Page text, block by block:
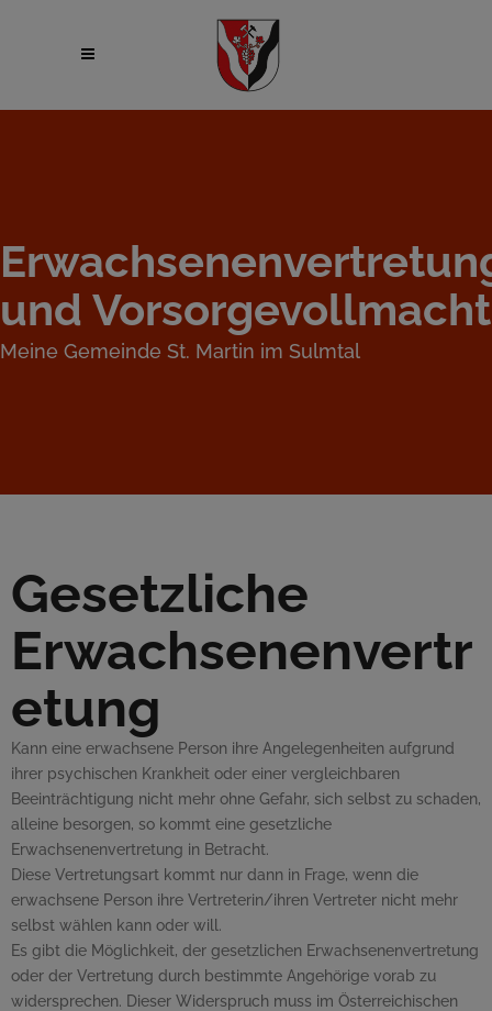
und Vorsorgevollmacht
Meine Gemeinde St. Martin im Sulmtal
Gesetzliche
Erwachsenenvertr
etung
Kann eine erwachsene Person ihre Angelegenheiten aufgrund
ihrer psychischen Krankheit oder einer vergleichbaren
Beeinträchtigung nicht mehr ohne Gefahr, sich selbst zu schaden,
alleine besorgen, so kommt eine gesetzliche
Erwachsenenvertretung in Betracht.
Diese Vertretungsart kommt nur dann in Frage, wenn die
erwachsene Person ihre Vertreterin/ihren Vertreter nicht mehr
selbst wählen kann oder will.
Es gibt die Möglichkeit, der gesetzlichen Erwachsenenvertretung
oder der Vertretung durch bestimmte Angehörige vorab zu
widersprechen. Dieser Widerspruch muss im Österreichischen